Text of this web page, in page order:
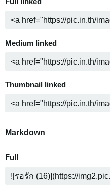
Full linked
Medium linked
Thumbnail linked
Markdown
Full